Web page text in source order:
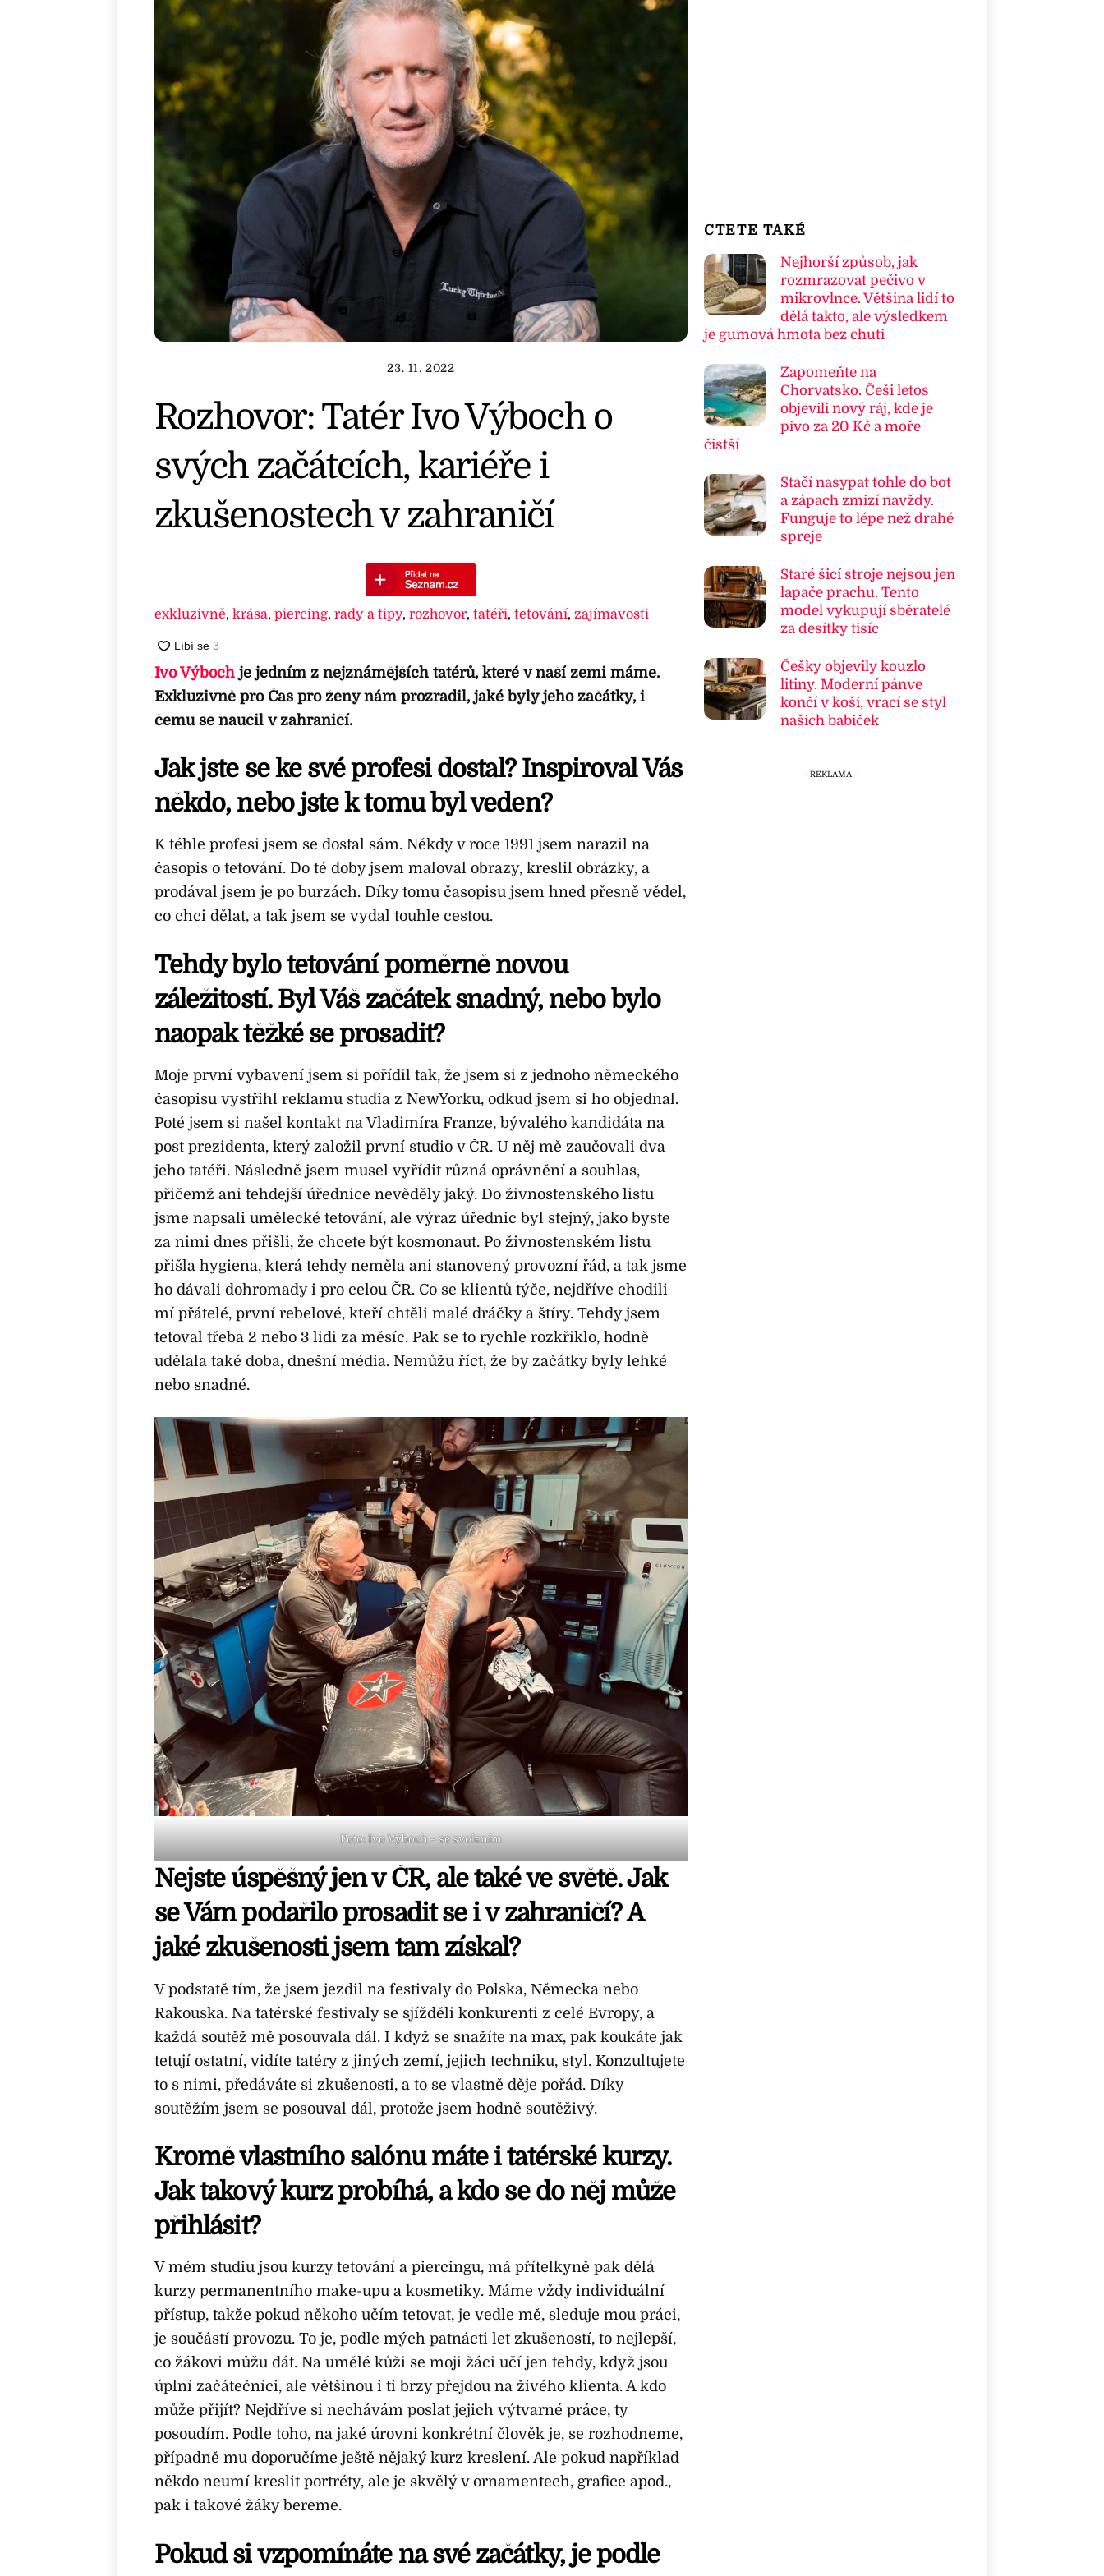
23. 11. 2022
Rozhovor: Tatér Ivo Výboch o
svých začátcích, kariéře i
zkušenostech v zahraničí
exkluzivně, krása, piercing, rady a tipy, rozhovor, tatéři, tetování, zajímavosti
Ivo Výbochje jedním z nejznámějších tatérů, které v naší zemi máme.
Exkluzivně pro Čas pro ženy nám prozradil, jaké byly jeho začátky, i
čemu se naučil v zahraničí.
Jak jste se ke své profesi dostal? Inspiroval Vás
někdo, nebo jste k tomu byl veden?
K téhle profesi jsem se dostal sám. Někdy v roce 1991 jsem narazil na
časopis o tetování. Do té doby jsem maloval obrazy, kreslil obrázky, a
prodával jsem je po burzách. Díky tomu časopisu jsem hned přesně vědel,
co chci dělat, a tak jsem se vydal touhle cestou.
Tehdy bylo tetování poměrně novou
záležitostí. Byl Váš začátek snadný, nebo bylo
naopak těžké se prosadit?
Moje první vybavení jsem si pořídil tak, že jsem si z jednoho německého
časopisu vystřihl reklamu studia z NewYorku, odkud jsem si ho objednal.
Poté jsem si našel kontakt na Vladimíra Franze, bývalého kandidáta na
post prezidenta, který založil první studio v ČR. U něj mě zaučovali dva
jeho tatéři. Následně jsem musel vyřídit různá oprávnění a souhlas,
přičemž ani tehdejší úřednice nevěděly jaký. Do živnostenského listu
jsme napsali umělecké tetování, ale výraz úřednic byl stejný, jako byste
za nimi dnes přišli, že chcete být kosmonaut. Po živnostenském listu
přišla hygiena, která tehdy neměla ani stanovený provozní řád, a tak jsme
ho dávali dohromady i pro celou ČR. Co se klientů týče, nejdříve chodili
mí přátelé, první rebelové, kteří chtěli malé dráčky a štíry. Tehdy jsem
tetoval třeba 2 nebo 3 lidi za měsíc. Pak se to rychle rozkřiklo, hodně
udělala také doba, dnešní média. Nemůžu říct, že by začátky byly lehké
nebo snadné.
Foto: Ivo Výboch – se svolením
Nejste úspěšný jen v ČR, ale také ve světě. Jak
se Vám podařilo prosadit se i v zahraničí? A
jaké zkušenosti jsem tam získal?
V podstatě tím, že jsem jezdil na festivaly do Polska, Německa nebo
Rakouska. Na tatérské festivaly se sjížděli konkurenti z celé Evropy, a
každá soutěž mě posouvala dál. I když se snažíte na max, pak koukáte jak
tetují ostatní, vidíte tatéry z jiných zemí, jejich techniku, styl. Konzultujete
to s nimi, předáváte si zkušenosti, a to se vlastně děje pořád. Díky
soutěžím jsem se posouval dál, protože jsem hodně soutěživý.
Kromě vlastního salónu máte i tatérské kurzy.
Jak takový kurz probíhá, a kdo se do něj může
přihlásit?
V mém studiu jsou kurzy tetování a piercingu, má přítelkyně pak dělá
kurzy permanentního make-upu a kosmetiky. Máme vždy individuální
přístup, takže pokud někoho učím tetovat, je vedle mě, sleduje mou práci,
je součástí provozu. To je, podle mých patnácti let zkušeností, to nejlepší,
co žákovi můžu dát. Na umělé kůži se moji žáci učí jen tehdy, když jsou
úplní začátečníci, ale většinou i ti brzy přejdou na živého klienta. A kdo
může přijít? Nejdříve si nechávám poslat jejich výtvarné práce, ty
posoudím. Podle toho, na jaké úrovni konkrétní člověk je, se rozhodneme,
případně mu doporučíme ještě nějaký kurz kreslení. Ale pokud například
někdo neumí kreslit portréty, ale je skvělý v ornamentech, grafice apod.,
pak i takové žáky bereme.
Pokud si vzpomínáte na své začátky, je podle
ČTETE TAKÉ
Nejhorší způsob, jak
rozmrazovat pečivo v
mikrovlnce. Většina lidí to
dělá takto, ale výsledkem
je gumová hmota bez chuti
Zapomeňte na
Chorvatsko. Češi letos
objevili nový ráj, kde je
pivo za 20 Kč a moře
čistší
Stačí nasypat tohle do bot
a zápach zmizí navždy.
Funguje to lépe než drahé
spreje
Staré šicí stroje nejsou jen
lapače prachu. Tento
model vykupují sběratelé
za desítky tisíc
Češky objevily kouzlo
litiny. Moderní pánve
končí v koši, vrací se styl
našich babiček